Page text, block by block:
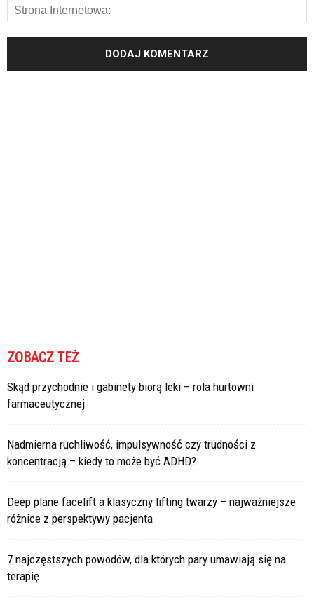
ZOBACZ TEŻ
Skąd przychodnie i gabinety biorą leki – rola hurtowni
farmaceutycznej
Nadmierna ruchliwość, impulsywność czy trudności z
koncentracją – kiedy to może być ADHD?
Deep plane facelift a klasyczny lifting twarzy – najważniejsze
różnice z perspektywy pacjenta
7 najczęstszych powodów, dla których pary umawiają się na
terapię